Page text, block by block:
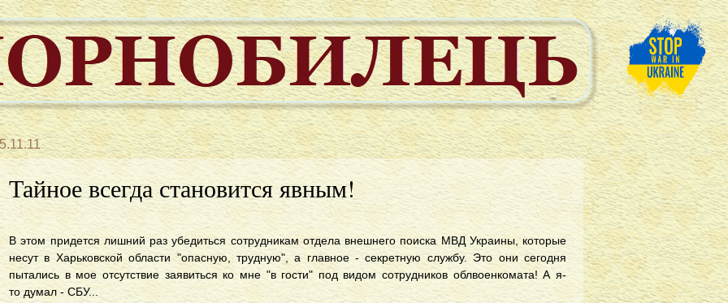
Тайное всегда становится явным!
В этом придется лишний раз убедиться сотрудникам отдела внешнего поиска МВД Украины, которые
несут в Харьковской области "опасную, трудную", а главное - секретную службу. Это они сегодня
пытались в мое отсутствие заявиться ко мне "в гости" под видом сотрудников облвоенкомата! А я-
то думал - СБУ...